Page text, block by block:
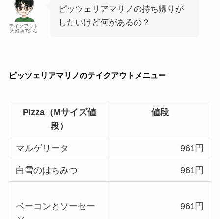
テイクアウト
大好きTさん
ピッツェリアマリノの持ち帰りが
したいけど何があるの？
ピッツェリアマリノのテイクアウトメニュー
Pizza（Mサイズ値
段）
値段
マルゲリータ 961円
白雪のはちみつ 961円
ベーコンとソーセー
961円